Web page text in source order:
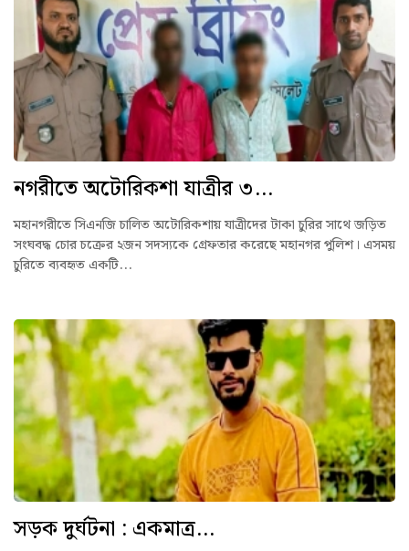
নগরীতে অটোরিকশা যাত্রীর ৩...
মহানগরীতে সিএনজি চালিত অটোরিকশায় যাত্রীদের টাকা চুরির সাথে জড়িত
সংঘবদ্ধ চোর চক্রের ২জন সদস্যকে গ্রেফতার করেছে মহানগর পুলিশ। এসময়
চুরিতে ব্যবহৃত একটি...
সড়ক দুর্ঘটনা : একমাত্র...